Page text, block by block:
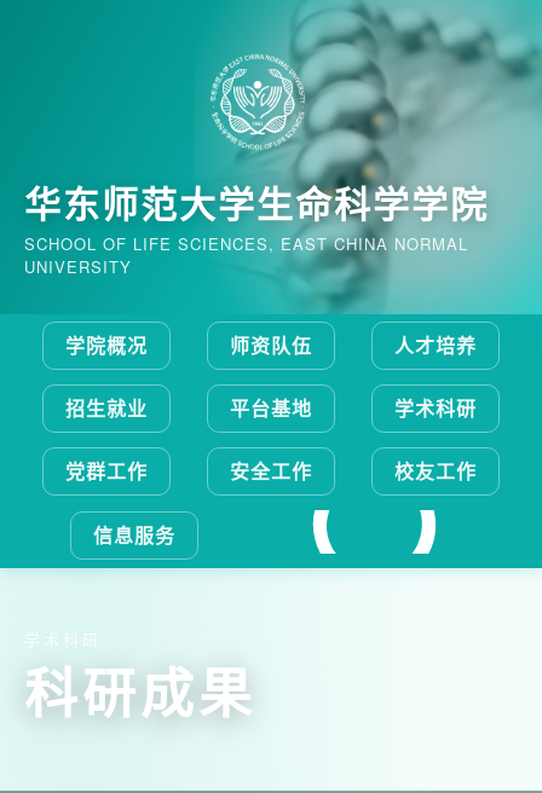
华东师范大学生命科学学院
SCHOOL OF LIFE SCIENCES, EAST CHINA NORMAL
UNIVERSITY
学院概况 师资队伍 人才培养
招生就业 平台基地 学术科研
党群工作 安全工作 校友工作
信息服务
学术科研
科研成果